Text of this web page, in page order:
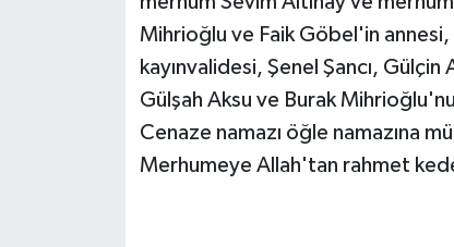
Mihrioğlu ve Faik Göbel'in
kayınvalidesi, Şenel Şancı,
Gülşah Aksu ve Burak
Cenaze namazı öğle namazına
Merhumeye Allah'tan rahmet